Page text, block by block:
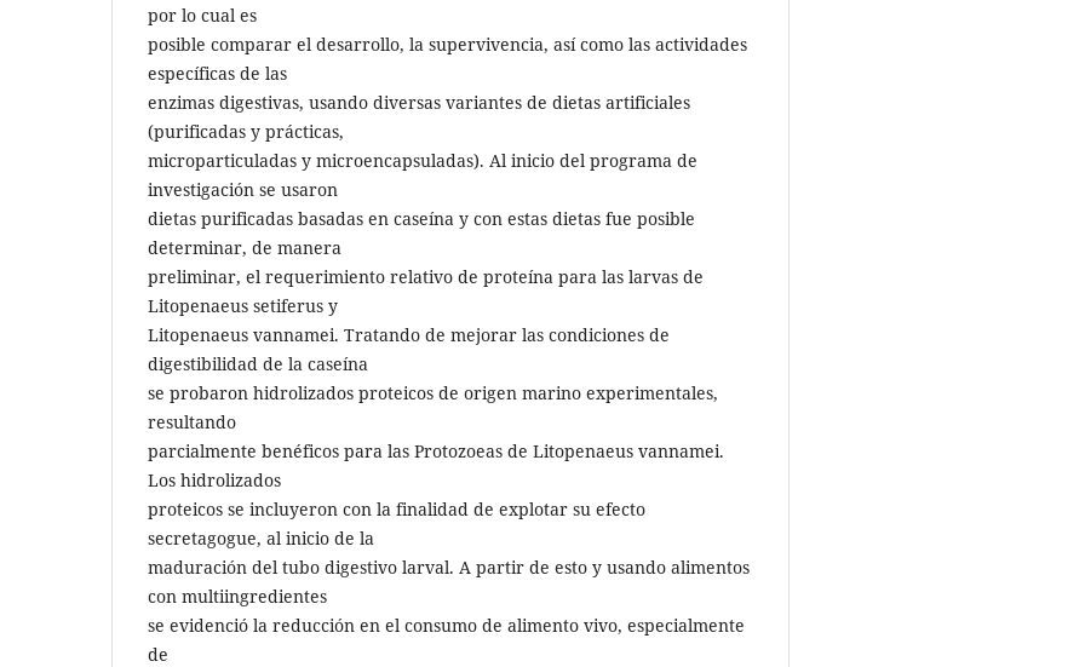
por lo cual es
posible comparar el desarrollo, la supervivencia, así como las actividades
específicas de las
enzimas digestivas, usando diversas variantes de dietas artificiales
(purificadas y prácticas,
microparticuladas y microencapsuladas). Al inicio del programa de
investigación se usaron
dietas purificadas basadas en caseína y con estas dietas fue posible
determinar, de manera
preliminar, el requerimiento relativo de proteína para las larvas de
Litopenaeus setiferus y
Litopenaeus vannamei. Tratando de mejorar las condiciones de
digestibilidad de la caseína
se probaron hidrolizados proteicos de origen marino experimentales,
resultando
parcialmente benéficos para las Protozoeas de Litopenaeus vannamei.
Los hidrolizados
proteicos se incluyeron con la finalidad de explotar su efecto
secretagogue, al inicio de la
maduración del tubo digestivo larval. A partir de esto y usando alimentos
con multiingredientes
se evidenció la reducción en el consumo de alimento vivo, especialmente
de